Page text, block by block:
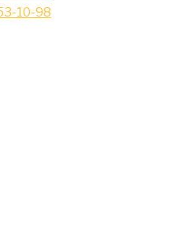
10-98